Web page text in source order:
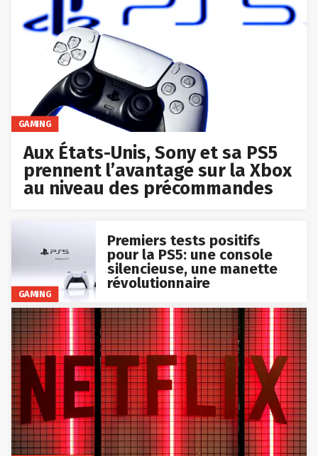
GAMING
Aux États-Unis, Sony et sa PS5
prennent l’avantage sur la Xbox
au niveau des précommandes
GAMING
Premiers tests positifs
pour la PS5: une console
silencieuse, une manette
révolutionnaire